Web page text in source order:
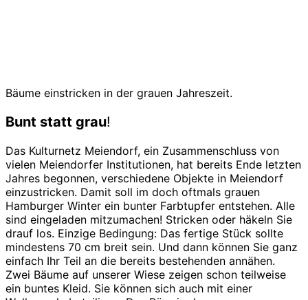
Bäume einstricken in der grauen Jahreszeit.
Bunt statt grau!
Das Kulturnetz Meiendorf, ein Zusammenschluss von
vielen Meiendorfer Institutionen, hat bereits Ende letzten
Jahres begonnen, verschiedene Objekte in Meiendorf
einzustricken. Damit soll im doch oftmals grauen
Hamburger Winter ein bunter Farbtupfer entstehen. Alle
sind eingeladen mitzumachen! Stricken oder häkeln Sie
drauf los. Einzige Bedingung: Das fertige Stück sollte
mindestens 70 cm breit sein. Und dann können Sie ganz
einfach Ihr Teil an die bereits bestehenden annähen.
Zwei Bäume auf unserer Wiese zeigen schon teilweise
ein buntes Kleid. Sie können sich auch mit einer